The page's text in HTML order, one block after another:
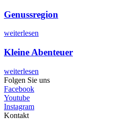
Genussregion
weiterlesen
Kleine Abenteuer
weiterlesen
Folgen Sie uns
Facebook
Youtube
Instagram
Kontakt